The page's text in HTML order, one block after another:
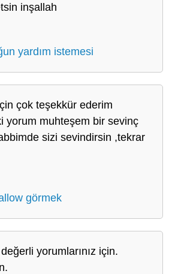
inşallah
yardım istemesi
çok teşekkür ederim
yorum muhteşem bir sevinç
sizi sevindirsin ,tekrar
görmek
yorumlarınız için.